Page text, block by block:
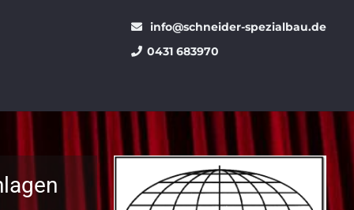
info@schneider-spezialbau.de
0431 683970